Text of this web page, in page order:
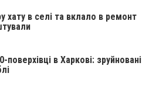
хату в селі та вклало в ремонт
в Харкові: зруйновані